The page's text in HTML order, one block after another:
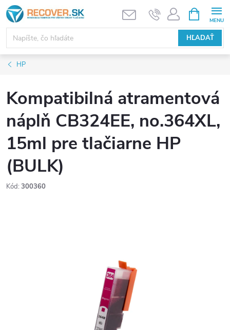
Prejsť
na
obsah
HĽADAŤ
KOŠÍK
HP
Kompatibilná atramentová
náplň CB324EE, no.364XL,
15ml pre tlačiarne HP
(BULK)
Kód: 300360